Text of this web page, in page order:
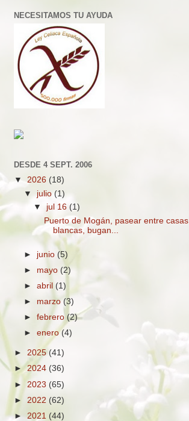
NECESITAMOS TU AYUDA
DESDE 4 SEPT. 2006
▼ 2026 (18)
▼ julio(1)
▼jul 16(1)
Puerto de Mogán, pasear entre casas
blancas, bugan...
► junio (5)
► mayo (2)
►abril(1)
► marzo (3)
►febrero(2)
►enero(4)
► 2025 (41)
►2024 (36)
► 2023 (65)
► 2022 (62)
► 2021 (44)